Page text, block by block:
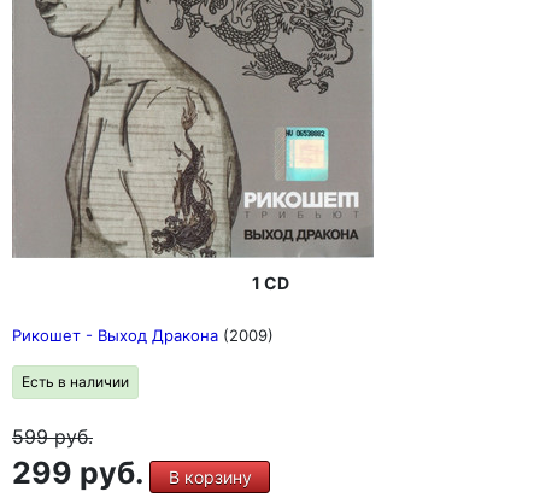
1 CD
Рикошет - Выход Дракона (2009)
Есть в наличии
599руб.
299 руб. В корзину